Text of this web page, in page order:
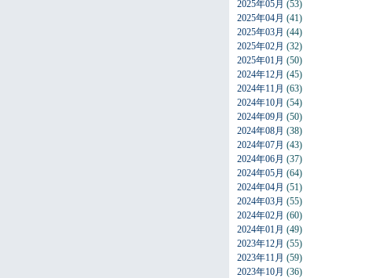
2025年05月 (53)
2025年04月 (41)
2025年03月 (44)
2025年02月 (32)
2025年01月 (50)
2024年12月 (45)
2024年11月 (63)
2024年10月 (54)
2024年09月 (50)
2024年08月 (38)
2024年07月 (43)
2024年06月 (37)
2024年05月 (64)
2024年04月 (51)
2024年03月 (55)
2024年02月 (60)
2024年01月 (49)
2023年12月 (55)
2023年11月 (59)
2023年10月 (36)